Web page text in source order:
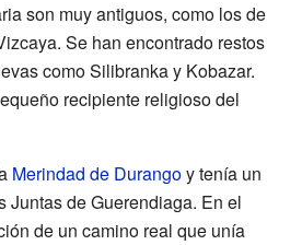
son muy antiguos, como los de
Se han encontrado restos
como Silibranka y Kobazar.
recipiente religioso del
Merindad de Durangoy tenía un
Juntas de Guerendiaga. En el
de un camino real que unía